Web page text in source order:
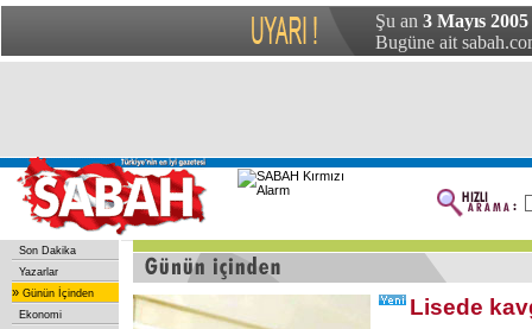
Şu an 3 Mayıs 2005
Bugüne ait
Son Dakika
Yazarlar
» Günün İçinden
Ekonomi
Lisede